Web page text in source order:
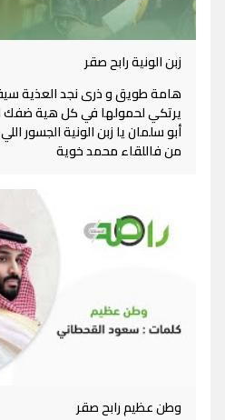
زبن الونية رابح صقر
هامة طويق و ذرى نجد العذية
يرتكي لحمولها في كل هية ضفك
أبو سلمان يا زبن الونية الجسور
من فاللقاء محمد خوية
وطن عظيم رابح صقر